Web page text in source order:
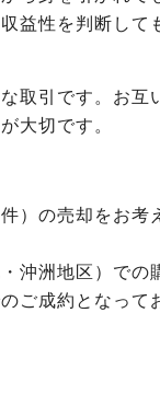
益性を判断して
取引です。お互
大切です。
）の売却をお考
沖洲地区）での
ご成約となって